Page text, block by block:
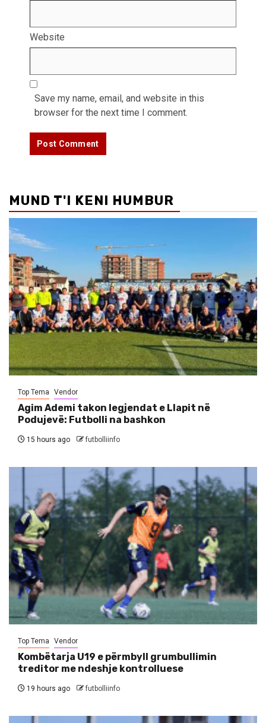
Website
Save my name, email, and website in this
browser for the next time I comment.
MUND T'I KENI HUMBUR
Top Tema Vendor
Agim Ademi takon legjendat e Llapit në
Podujevë: Futbolli na bashkon
15 hours ago futbolliinfo
Top Tema Vendor
Kombëtarja U19 e përmbyll grumbullimin
treditor me ndeshje kontrolluese
19 hours ago futbolliinfo